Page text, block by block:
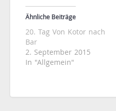
teilen
(Wird
in
neuem
Fenster
teilen
(Wird
in
neuem
Fenster
Ähnliche Beiträge
20. Tag Von Kotor nach
Bar
2. September 2015
In "Allgemein"